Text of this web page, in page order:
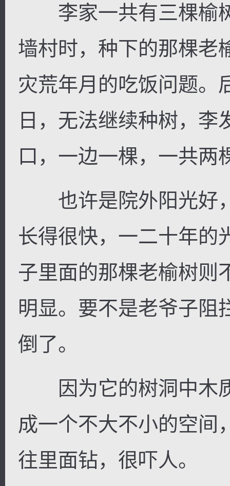
李家一共有三棵榆
墙村时，种下的那棵老
灾荒年月的吃饭问题。
日，无法继续种树，李
口，一边一棵，一共两
也许是院外阳光好
长得很快，一二十年的
子里面的那棵老榆树则
明显。要不是老爷子阻
倒了。
因为它的树洞中木
成一个不大不小的空间
往里面钻，很吓人。